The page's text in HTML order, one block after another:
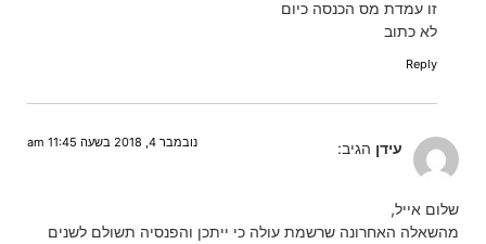
זו עמדת מס הכנסה כיום
לא כתוב
Reply
עידן הגיב: נובמבר 4, 2018 בשעה 11:45 am
שלום אייל,
מהשאלה האחרונה שרשמת עולה כי ייתכן והפנסיה תשולם לשנים